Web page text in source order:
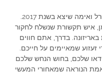
אוטלסט 2 הוא משחק וידאו מסוג גורל ואימה שיצא בשנת 2017.
איש תקשורת שנשלח לחקור
בדרך, אתם חווים
זעזוע שמאיימים על חייכם.
שלכם, בחוש הנחש שלכם
הנוראה שמאחורי המעשי